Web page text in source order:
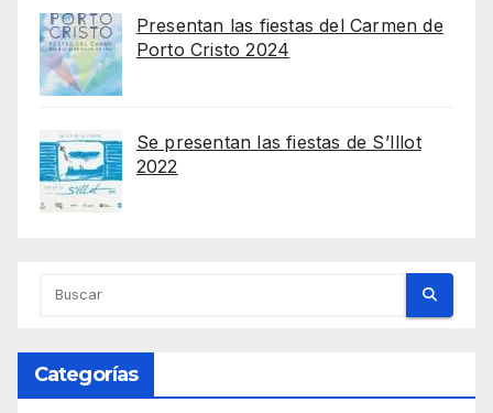
Presentan las fiestas del Carmen de
Porto Cristo 2024
Se presentan las fiestas de S’Illot
2022
Categorías